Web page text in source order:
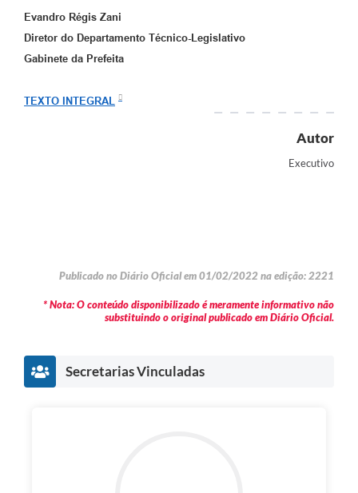
Evandro Régis Zani
Diretor do Departamento Técnico-Legislativo
Gabinete da Prefeita
TEXTO INTEGRAL
Autor
Executivo
Publicado no Diário Oficial em 01/02/2022 na edição: 2221
* Nota: O conteúdo disponibilizado é meramente informativo não
substituindo o original publicado em Diário Oficial.
Secretarias Vinculadas